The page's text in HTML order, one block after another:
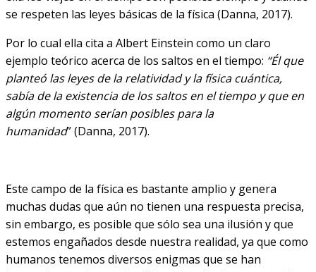
se respeten las leyes básicas de la física (Danna, 2017).
Por lo cual ella cita a Albert Einstein como un claro
ejemplo teórico acerca de los saltos en el tiempo: “Él que
planteó las leyes de la relatividad y la física cuántica,
sabía de la existencia de los saltos en el tiempo y que en
algún momento serían posibles para la
humanidad” (Danna, 2017).
Este campo de la física es bastante amplio y genera
muchas dudas que aún no tienen una respuesta precisa,
sin embargo, es posible que sólo sea una ilusión y que
estemos engañados desde nuestra realidad, ya que como
humanos tenemos diversos enigmas que se han